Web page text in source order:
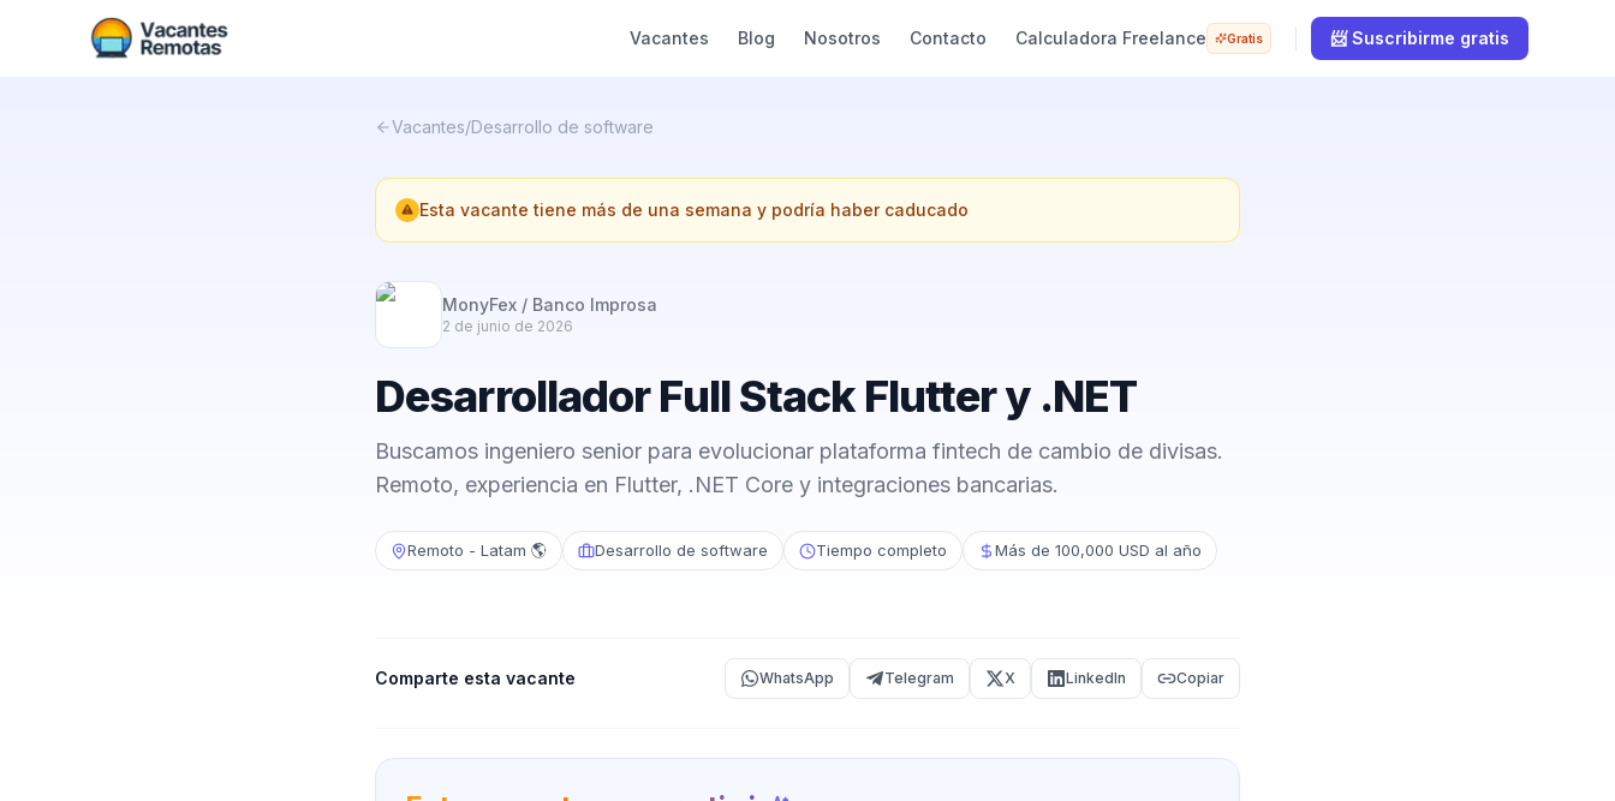
Vacantes Blog Nosotros Contacto Calculadora Freelance Gratis 📨 Suscribirme gratis
Vacantes/Desarrollo de software
Esta vacante tiene más de una semana y podría haber caducado
MonyFex / Banco Improsa
2 de junio de 2026
Desarrollador Full Stack Flutter y .NET
Buscamos ingeniero senior para evolucionar plataforma fintech de cambio de divisas.
Remoto, experiencia en Flutter, .NET Core y integraciones bancarias.
Remoto - Latam 🌎 Desarrollo de software Tiempo completo Más de 100,000 USD al año
Comparte esta vacante WhatsApp Telegram X LinkedIn Copiar